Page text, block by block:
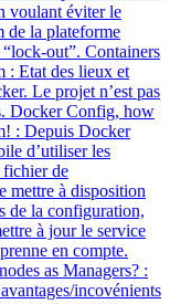
voulant éviter le
de la plateforme
out”. Containers
: Etat des lieux et
Le projet n’est pas
Docker Config, how
: Depuis Docker
d’utiliser les
fichier de
mettre à disposition
de la configuration,
à jour le service
en compte.
as Managers? :
incovénients